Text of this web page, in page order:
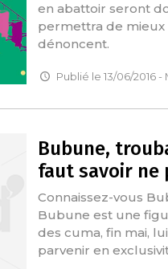
en abattoir seront
permettra de
dénoncent.
Publié le 13/06/2016 -
Bubune,
faut savoir ne
Connaissez-vous
Bubune est une
des cuma, fin mai,
parvenir en